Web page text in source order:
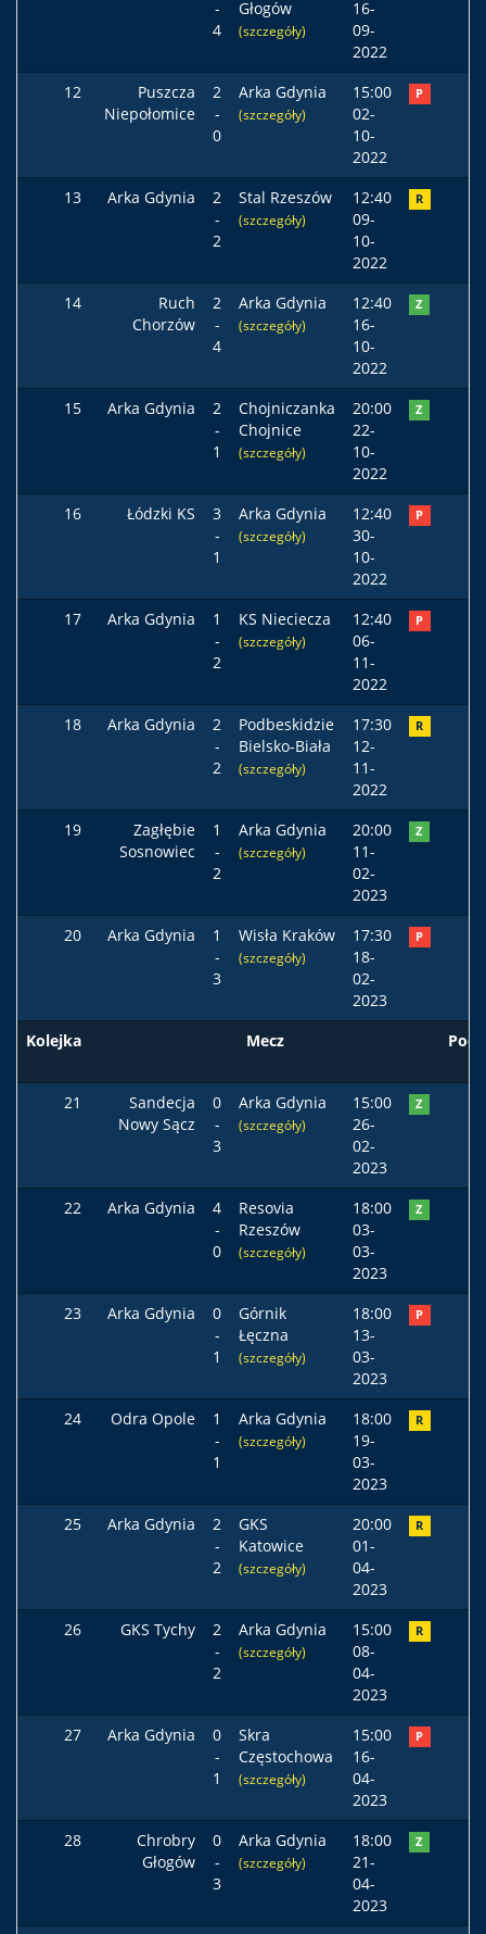
-
4
Głogów
(szczegóły)
16-
09-
2022
12
Puszcza
Niepołomice
2
-
0
Arka Gdynia
(szczegóły)
15:00
02-
10-
2022
P
13 Arka Gdynia
2
-
2
Stal Rzeszów
(szczegóły)
12:40
09-
10-
2022
R
14
Ruch
Chorzów
2
-
4
Arka Gdynia
(szczegóły)
12:40
16-
10-
2022
Z
15 Arka Gdynia
2
-
1
Chojniczanka
Chojnice
(szczegóły)
20:00
22-
10-
2022
Z
16 Łódzki KS
3
-
1
Arka Gdynia
(szczegóły)
12:40
30-
10-
2022
P
17 Arka Gdynia
1
-
2
KS Nieciecza
(szczegóły)
12:40
06-
11-
2022
P
18 Arka Gdynia
2
-
2
Podbeskidzie
Bielsko-Biała
(szczegóły)
17:30
12-
11-
2022
R
19
Zagłębie
Sosnowiec
1
-
2
Arka Gdynia
(szczegóły)
20:00
11-
02-
2023
Z
20 Arka Gdynia
1
-
3
Wisła Kraków
(szczegóły)
17:30
18-
02-
2023
P
Kolejka Mecz
21
Sandecja
Nowy Sącz
0
-
3
Arka Gdynia
(szczegóły)
15:00
26-
02-
2023
Z
22 Arka Gdynia
4
-
0
Resovia
Rzeszów
(szczegóły)
18:00
03-
03-
2023
Z
23 Arka Gdynia
0
-
1
Górnik
Łęczna
(szczegóły)
18:00
13-
03-
2023
P
24 Odra Opole
1
-
1
Arka Gdynia
(szczegóły)
18:00
19-
03-
2023
R
25 Arka Gdynia
2
-
2
GKS
Katowice
(szczegóły)
20:00
01-
04-
2023
R
26 GKS Tychy
2
-
2
Arka Gdynia
(szczegóły)
15:00
08-
04-
2023
R
27 Arka Gdynia
0
-
1
Skra
Częstochowa
(szczegóły)
15:00
16-
04-
2023
P
28
Chrobry
Głogów
0
-
3
Arka Gdynia
(szczegóły)
18:00
21-
04-
2023
Z